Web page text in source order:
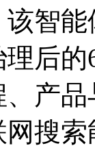
该智
后的

索能